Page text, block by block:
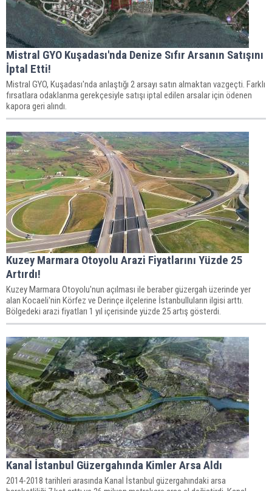
Mistral GYO Kuşadası'nda Denize Sıfır Arsanın Satışını
İptal Etti!
Mistral GYO, Kuşadası'nda anlaştığı 2 arsayı satın almaktan vazgeçti. Farklı
fırsatlara odaklanma gerekçesiyle satışı iptal edilen arsalar için ödenen
kapora geri alındı.
Kuzey Marmara Otoyolu Arazi Fiyatlarını Yüzde 25
Artırdı!
Kuzey Marmara Otoyolu'nun açılması ile beraber güzergah üzerinde yer
alan Kocaeli'nin Körfez ve Derinçe ilçelerine İstanbulluların ilgisi arttı.
Bölgedeki arazi fiyatları 1 yıl içerisinde yüzde 25 artış gösterdi.
Kanal İstanbul Güzergahında Kimler Arsa Aldı
2014-2018 tarihleri arasında Kanal İstanbul güzergahındaki arsa